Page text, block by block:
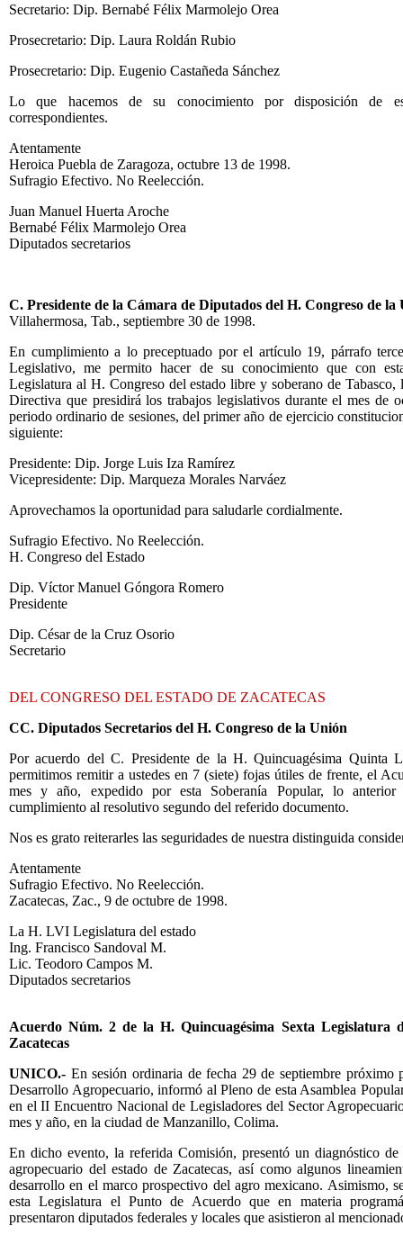
Secretario: Dip. Bernabé Félix Marmolejo Orea
Prosecretario: Dip. Laura Roldán Rubio
Prosecretario: Dip. Eugenio Castañeda Sánchez
Lo que hacemos de su conocimiento por disposición de
correspondientes.
Atentamente
Heroica Puebla de Zaragoza, octubre 13 de 1998.
Sufragio Efectivo. No Reelección.
Juan Manuel Huerta Aroche
Bernabé Félix Marmolejo Orea
Diputados secretarios
C. Presidente de la Cámara de Diputados del H. Congreso de la
Villahermosa, Tab., septiembre 30 de 1998.
En cumplimiento a lo preceptuado por el artículo 19, párrafo
Legislativo, me permito hacer de su conocimiento que con
Legislatura al H. Congreso del estado libre y soberano de
Directiva que presidirá los trabajos legislativos durante el mes de
periodo ordinario de sesiones, del primer año de ejercicio
siguiente:
Presidente: Dip. Jorge Luis Iza Ramírez
Vicepresidente: Dip. Marqueza Morales Narváez
Aprovechamos la oportunidad para saludarle cordialmente.
Sufragio Efectivo. No Reelección.
H. Congreso del Estado
Dip. Víctor Manuel Góngora Romero
Presidente
Dip. César de la Cruz Osorio
Secretario
DEL CONGRESO DEL ESTADO DE ZACATECAS
CC. Diputados Secretarios del H. Congreso de la Unión
Por acuerdo del C. Presidente de la H. Quincuagésima Quinta
permitimos remitir a ustedes en 7 (siete) fojas útiles de frente, el
mes y año, expedido por esta Soberanía Popular, lo anterior
cumplimiento al resolutivo segundo del referido documento.
Nos es grato reiterarles las seguridades de nuestra distinguida
Atentamente
Sufragio Efectivo. No Reelección.
Zacatecas, Zac., 9 de octubre de 1998.
La H. LVI Legislatura del estado
Ing. Francisco Sandoval M.
Lic. Teodoro Campos M.
Diputados secretarios
Acuerdo Núm. 2 de la H. Quincuagésima Sexta Legislatura
Zacatecas
UNICO.- En sesión ordinaria de fecha 29 de septiembre próximo
Desarrollo Agropecuario, informó al Pleno de esta Asamblea
en el II Encuentro Nacional de Legisladores del Sector
mes y año, en la ciudad de Manzanillo, Colima.
En dicho evento, la referida Comisión, presentó un diagnóstico
agropecuario del estado de Zacatecas, así como algunos
desarrollo en el marco prospectivo del agro mexicano. Asimismo,
esta Legislatura el Punto de Acuerdo que en materia
presentaron diputados federales y locales que asistieron al